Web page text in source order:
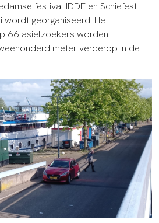
festival IDDF en Schiefest
wordt georganiseerd. Het
66 asielzoekers worden
meter verderop in de